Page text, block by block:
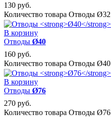
130 руб.
Количество товара Отводы Ø32
В корзину
Отводы Ø40
160 руб.
Количество товара Отводы Ø40
В корзину
Отводы Ø76
270 руб.
Количество товара Отводы Ø76